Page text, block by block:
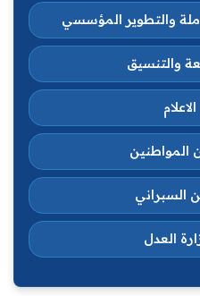
والتطوير المؤسسي
والتنسيق
السبراني
العدل